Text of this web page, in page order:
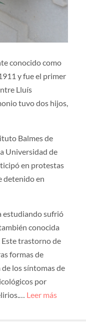
conocido como
y fue el primer
Lluís
tuvo dos hijos,
Balmes de
Universidad de
en protestas
detenido en
estudiando sufrió
conocida
trastorno de
formas de
los síntomas de
por
Leer más